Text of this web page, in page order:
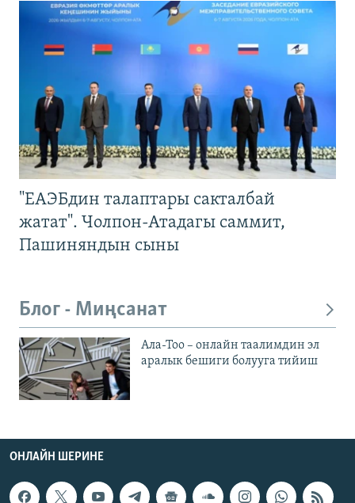
"ЕАЭБдин талаптары сакталбай
жатат". Чолпон-Атадагы саммит,
Пашиняндын сыны
Блог - Миңсанат
Ала-Тоо – онлайн таалимдин эл
аралык бешиги болууга тийиш
ОНЛАЙН ШЕРИНЕ